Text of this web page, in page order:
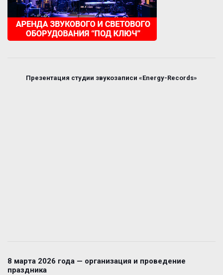
Презентация студии звукозаписи «Energy-Records»
8 марта 2026 года — организация и проведение
праздника